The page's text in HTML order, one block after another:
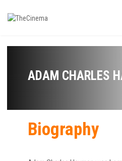
ADAM CHARLES
Biography